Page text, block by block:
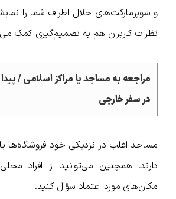
و سوپرمارکت‌های حلال اطراف شما را
نظرات کاربران هم به تصمیم‌گیری کمک
مراجعه به مساجد یا مراکز اسلامی /
در سفر خارجی
مساجد اغلب در نزدیکی خود فروشگاه‌ها
دارند. همچنین می‌توانید از افراد
مکان‌های مورد اعتماد سؤال کنید.